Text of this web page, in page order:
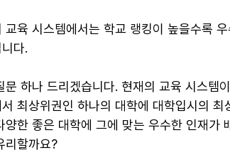
교육 시스템에서는 학교 랭킹이 높을수록
다.
문 하나 드리겠습니다. 현재의 교육 시스템
최상위권인 하나의 대학에 대학입시의 최
양한 좋은 대학에 그에 맞는 우수한 인재가
리할까요?